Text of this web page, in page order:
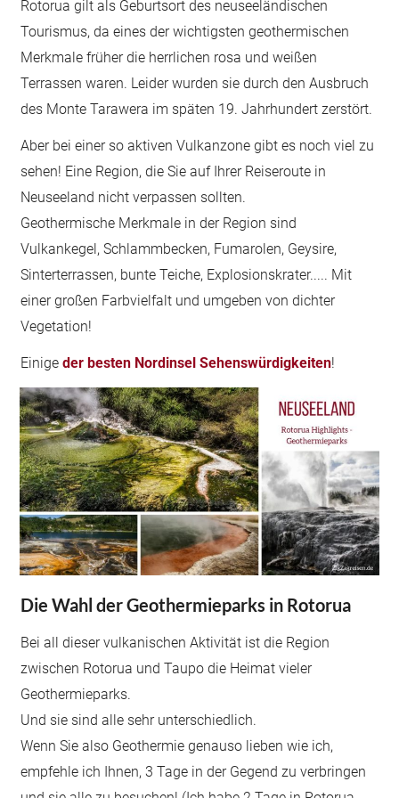
Rotorua gilt als Geburtsort des neuseeländischen
Tourismus, da eines der wichtigsten geothermischen
Merkmale früher die herrlichen rosa und weißen
Terrassen waren. Leider wurden sie durch den Ausbruch
des Monte Tarawera im späten 19. Jahrhundert zerstört.
Aber bei einer so aktiven Vulkanzone gibt es noch viel zu
sehen! Eine Region, die Sie auf Ihrer Reiseroute in
Neuseeland nicht verpassen sollten.
Geothermische Merkmale in der Region sind
Vulkankegel, Schlammbecken, Fumarolen, Geysire,
Sinterterrassen, bunte Teiche, Explosionskrater..... Mit
einer großen Farbvielfalt und umgeben von dichter
Vegetation!
Einigeder besten Nordinsel Sehenswürdigkeiten!
Die Wahl der Geothermieparks in Rotorua
Bei all dieser vulkanischen Aktivität ist die Region
zwischen Rotorua und Taupo die Heimat vieler
Geothermieparks.
Und sie sind alle sehr unterschiedlich.
Wenn Sie also Geothermie genauso lieben wie ich,
empfehle ich Ihnen, 3 Tage in der Gegend zu verbringen